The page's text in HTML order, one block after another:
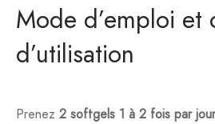
Mode d’emploi et
d’utilisation
Prenez 2 softgels 1 à 2 fois par jour